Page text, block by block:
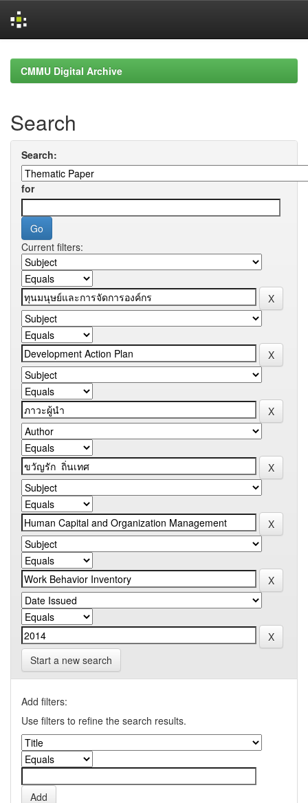
navigationCMMU Digital Archive
Search
Search:
for
Current filters:
Start a new search
Add filters:
Use filters to refine the search results.